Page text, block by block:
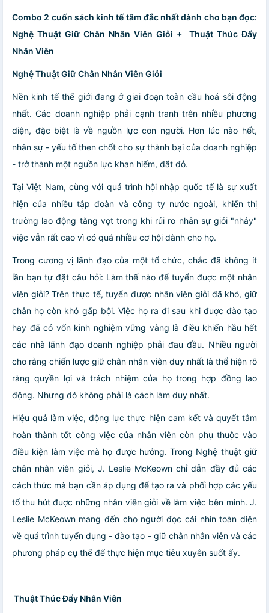
Combo 2 cuốn sách kinh tế tâm đắc nhất dành cho bạn đọc:
Nghệ Thuật Giữ Chân Nhân Viên Giỏi + Thuật Thúc Đẩy
Nhân Viên
Nghệ Thuật Giữ Chân Nhân Viên Giỏi
Nền kinh tế thế giới đang ở giai đoạn toàn cầu hoá sôi động
nhất. Các doanh nghiệp phải cạnh tranh trên nhiều phương
diện, đặc biệt là về nguồn lực con người. Hơn lúc nào hết,
nhân sự - yếu tố then chốt cho sự thành bại của doanh nghiệp
- trở thành một nguồn lực khan hiếm, đắt đỏ.
Tại Việt Nam, cùng với quá trình hội nhập quốc tế là sự xuất
hiện của nhiều tập đoàn và công ty nước ngoài, khiến thị
trường lao động tăng vọt trong khi rủi ro nhân sự giỏi "nhảy"
việc vẫn rất cao vì có quá nhiều cơ hội dành cho họ.
Trong cương vị lãnh đạo của một tổ chức, chắc đã không ít
lần bạn tự đặt câu hỏi: Làm thế nào để tuyển đuợc một nhân
viên giỏi? Trên thực tế, tuyển được nhân viên giỏi đã khó, giữ
chân họ còn khó gấp bội. Việc họ ra đi sau khi đuợc đào tạo
hay đã có vốn kinh nghiệm vững vàng là điều khiến hầu hết
các nhà lãnh đạo doanh nghiệp phải đau đầu. Nhiều người
cho rằng chiến lược giữ chân nhân viên duy nhất là thể hiện rõ
ràng quyền lợi và trách nhiệm của họ trong hợp đồng lao
động. Nhưng dó không phải là cách làm duy nhất.
Hiệu quả làm việc, động lực thực hiện cam kết và quyết tâm
hoàn thành tốt công việc của nhân viên còn phụ thuộc vào
điều kiện làm việc mà họ được hưởng. Trong Nghệ thuật giữ
chân nhân viên giỏi, J. Leslie McKeown chỉ dẫn đầy đủ các
cách thức mà bạn cần áp dụng để tạo ra và phối hợp các yếu
tố thu hút đuợc những nhân viên giỏi về làm việc bên mình. J.
Leslie McKeown mang đến cho người đọc cái nhìn toàn diện
về quá trình tuyển dụng - đào tạo - giữ chân nhân viên và các
phương pháp cụ thể để thực hiện mục tiêu xuyên suốt ấy.
Thuật Thúc Đẩy Nhân Viên